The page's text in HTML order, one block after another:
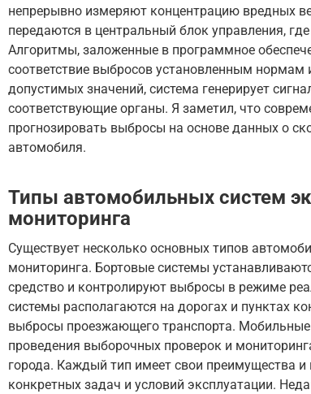
непрерывно измеряют концентрацию вредных
передаются в центральный блок управления,
Алгоритмы, заложенные в программное
соответствие выбросов установленным
допустимых значений, система генерирует
соответствующие органы. Я заметил, что
прогнозировать выбросы на основе данных о
автомобиля.
Типы автомобильных систем
мониторинга
Существует несколько основных типов
мониторинга. Бортовые системы
средство и контролируют выбросы в режиме
системы располагаются на дорогах и пунктах
выбросы проезжающего транспорта.
проведения выборочных проверок и
города. Каждый тип имеет свои преимущества и
конкретных задач и условий эксплуатации.